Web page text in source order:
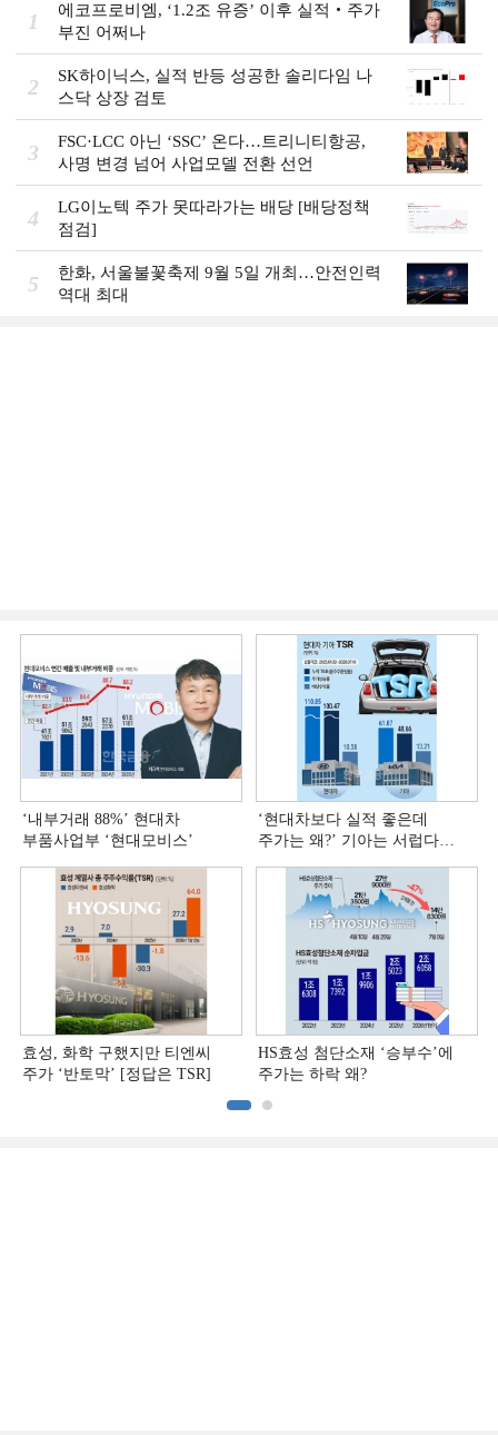
1
에코프로비엠, ‘1.2조 유증’ 이후 실적‧주가
부진 어쩌나
2
SK하이닉스, 실적 반등 성공한 솔리다임 나
스닥 상장 검토
3
FSC·LCC 아닌 ‘SSC’ 온다…트리니티항공,
사명 변경 넘어 사업모델 전환 선언
4
LG이노텍 주가 못따라가는 배당 [배당정책
점검]
5
한화, 서울불꽃축제 9월 5일 개최…안전인력
역대 최대
‘내부거래 88%ʼ 현대차
부품사업부 ‘현대모비스ʼ
‘현대차보다 실적 좋은데
주가는 왜?ʼ 기아는 서럽다
효성, 화학 구했지만 티엔씨
주가 ‘반토막’ [정답은 TSR]
HS효성 첨단소재 ‘승부수’에
주가는 하락 왜?